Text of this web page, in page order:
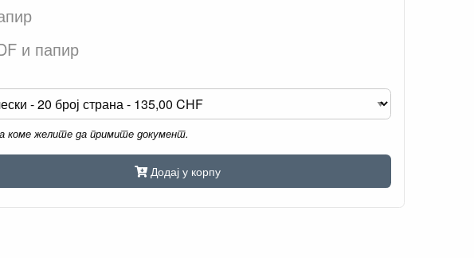
и папир
коме желите да примите документ.
Додај у корпу